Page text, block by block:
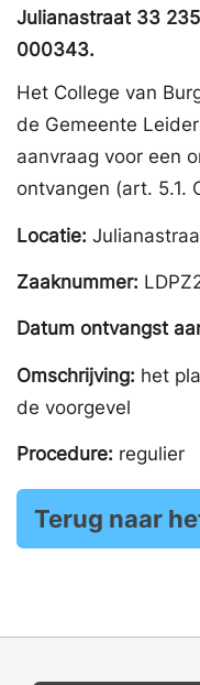
Julianastraat 33
000343.
Het College van
de Gemeente
aanvraag voor een
ontvangen (art. 5.1.
Locatie:
Zaaknummer:
Datum ontvangst
Omschrijving: het
de voorgevel
Procedure: regulier
Terug naar